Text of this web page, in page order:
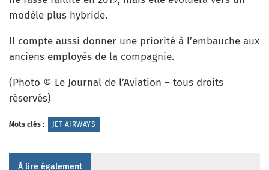
modèle plus hybride.
Il compte aussi donner une priorité à l’embauche aux
anciens employés de la compagnie.
(Photo © Le Journal de l’Aviation – tous droits
réservés)
Mots clés : JET AIRWAYS
À lire également